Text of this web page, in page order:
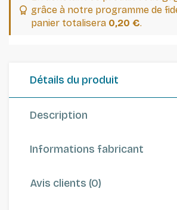
grâce à notre programme de
panier totalisera 0,20 €.
Détails du produit
Description
Informations fabricant
Avis clients (0)